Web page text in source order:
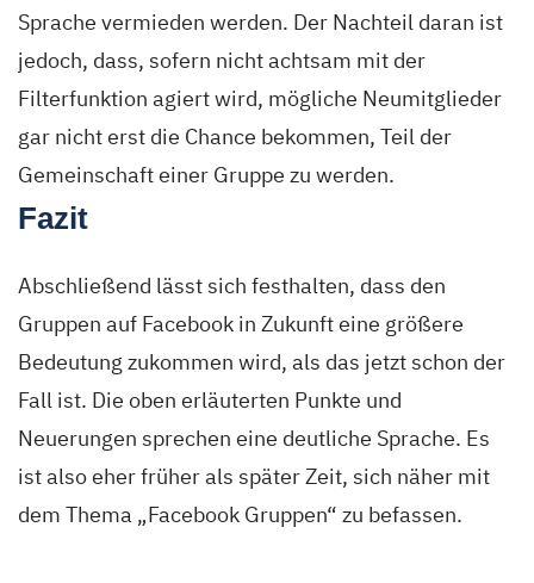
Sprache vermieden werden. Der Nachteil daran ist
jedoch, dass, sofern nicht achtsam mit der
Filterfunktion agiert wird, mögliche Neumitglieder
gar nicht erst die Chance bekommen, Teil der
Gemeinschaft einer Gruppe zu werden.
Fazit
Abschließend lässt sich festhalten, dass den
Gruppen auf Facebook in Zukunft eine größere
Bedeutung zukommen wird, als das jetzt schon der
Fall ist. Die oben erläuterten Punkte und
Neuerungen sprechen eine deutliche Sprache. Es
ist also eher früher als später Zeit, sich näher mit
dem Thema „Facebook Gruppen“ zu befassen.